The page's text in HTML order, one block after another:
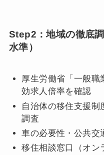
Step2：地域の徹底
水準）
厚生労働省「一般職
効求人倍率を確認
自治体の移住支援制
調査
車の必要性・公共交
移住相談窓口（オン